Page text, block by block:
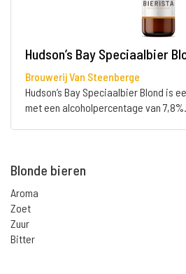
Hudson’s Bay Speciaalbier
Brouwerij Van Steenberge
Hudson’s Bay Speciaalbier Blond is
met een alcoholpercentage van 7,8%.
Blonde bieren
Aroma
Zoet
Zuur
Bitter